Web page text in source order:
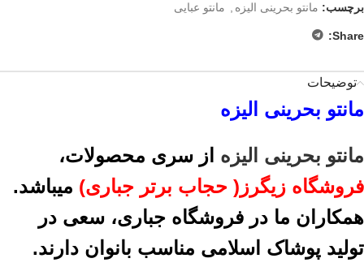
برچسب: مانتو بحرینی الیزه مانتو عبایی
Share:
توضیحات
مانتو بحرینی الیزه
مانتو بحرینی الیزه از سری محصولات،
فروشگاه زیگرز( حجاب برتر جباری) میباشد.
همکاران ما در فروشگاه جباری، سعی در
تولید پوشاک اسلامی مناسب بانوان دارند.